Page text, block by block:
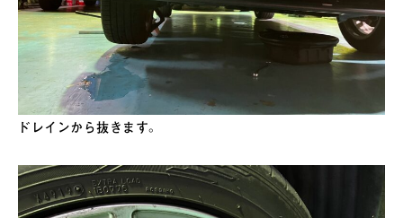
ドレインから抜きます。